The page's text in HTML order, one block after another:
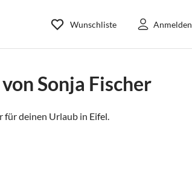
Wunschliste Anmelden
Sonja Fischer
für deinen Urlaub in Eifel.